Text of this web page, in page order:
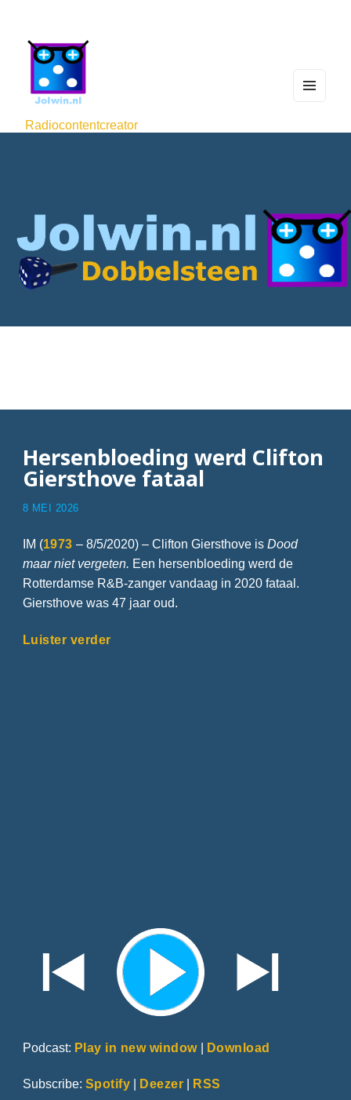
Radiocontentcreator
WIDG
Hersenbloeding werd Clifton
Giersthove fataal
8 MEI 2026
IM (1973 – 8/5/2020) – Clifton Giersthove is Dood
maar niet vergeten. Een hersenbloeding werd de
Rotterdamse R&B-zanger vandaag in 2020 fataal.
Giersthove was 47 jaar oud.
Luister verder
Podcast: Play in new window| Download
Subscribe: Spotify | Deezer | RSS